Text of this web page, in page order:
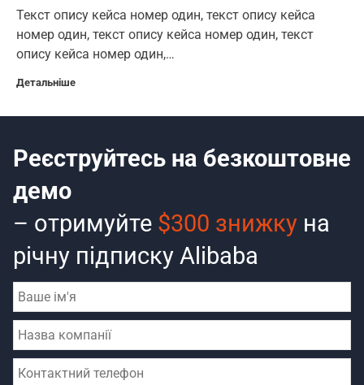
Текст опису кейса номер один, текст опису кейса
номер один, текст опису кейса номер один, текст
опису кейса номер один,…
Детальніше
Реєструйтесь на безкоштовне
демо
– отримуйте $300 знижку на
річну підписку Alibaba